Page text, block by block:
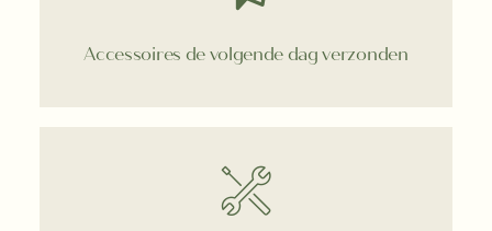
Accessoires de volgende dag verzonden